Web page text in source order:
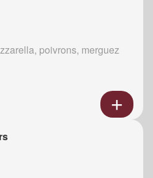
poivrons, merguez